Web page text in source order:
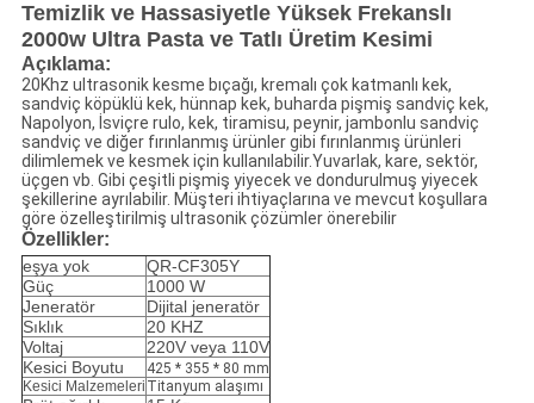
Temizlik ve Hassasiyetle Yüksek Frekanslı
2000w Ultra Pasta ve Tatlı Üretim Kesimi
Açıklama:
20Khz ultrasonik kesme bıçağı, kremalı çok katmanlı kek,
sandviç köpüklü kek, hünnap kek, buharda pişmiş sandviç kek,
Napolyon, İsviçre rulo, kek, tiramisu, peynir, jambonlu sandviç
sandviç ve diğer fırınlanmış ürünler gibi fırınlanmış ürünleri
dilimlemek ve kesmek için kullanılabilir.Yuvarlak, kare, sektör,
üçgen vb. Gibi çeşitli pişmiş yiyecek ve dondurulmuş yiyecek
şekillerine ayrılabilir. Müşteri ihtiyaçlarına ve mevcut koşullara
göre özelleştirilmiş ultrasonik çözümler önerebilir
Özellikler:
eşya yok
QR-CF305Y
Güç
1000 W
Jeneratör
Dijital jeneratör
Sıklık
20 KHZ
Voltaj
220V veya 110V
Kesici Boyutu
425 * 355 * 80 mm
Kesici Malzemeleri Titanyum alaşımı